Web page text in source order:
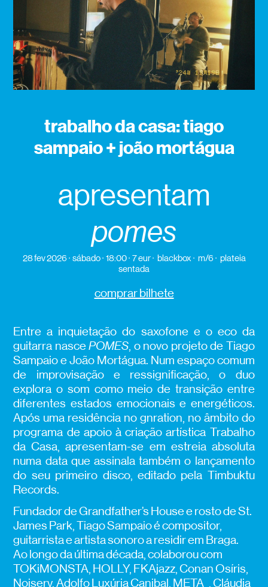
trabalho da casa: tiago
sampaio + joão mortágua
apresentam
pomes
28 fev 2026 sábado 18:00 7 eur blackbox m/6
plateia
sentada
comprar bilhete
Entre a inquietação do saxofone e o eco da
guitarra nascePOMES, o novo projeto de Tiago
Sampaio e João Mortágua. Num espaço comum
de improvisação e ressignificação, o duo
explora o som como meio de transição entre
diferentes estados emocionais e energéticos.
Após uma residência no gnration, no âmbito do
programa de apoio à criação artística Trabalho
da Casa, apresentam-se em estreia absoluta
numa data que assinala também o lançamento
do seu primeiro disco, editado pela Timbuktu
Records.
Fundador de Grandfather’s House e rosto de St.
James Park, Tiago Sampaio é compositor,
guitarrista e artista sonoro a residir em Braga.
Ao longo da última década, colaborou com
TOKiMONSTA, HOLLY, FKAjazz, Conan Osíris,
Noiserv, Adolfo Luxúria Canibal, META_, Cláudia